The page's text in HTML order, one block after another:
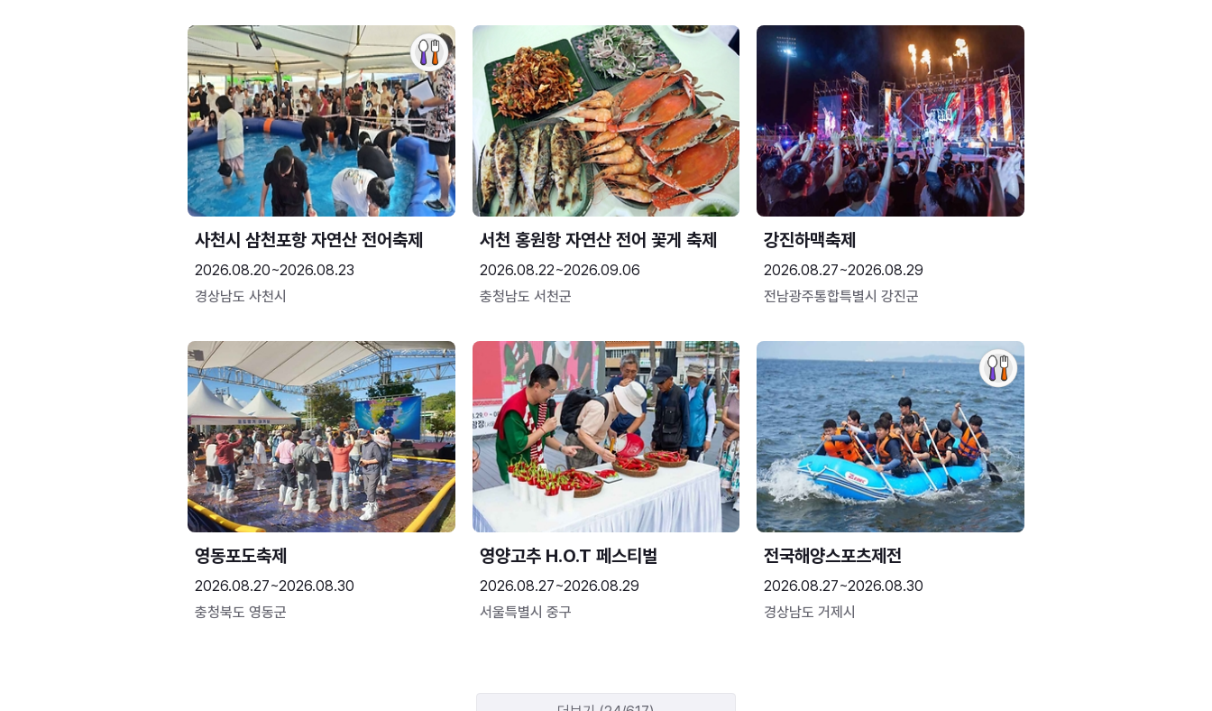
사천시 삼천포항 자연산 전어축제
2026.08.20~2026.08.23
경상남도 사천시
서천 홍원항 자연산 전어 꽃게 축제
2026.08.22~2026.09.06
충청남도 서천군
강진하맥축제
2026.08.27~2026.08.29
전남광주통합특별시 강진군
영동포도축제
2026.08.27~2026.08.30
충청북도 영동군
영양고추 H.O.T 페스티벌
2026.08.27~2026.08.29
서울특별시 중구
전국해양스포츠제전
2026.08.27~2026.08.30
경상남도 거제시